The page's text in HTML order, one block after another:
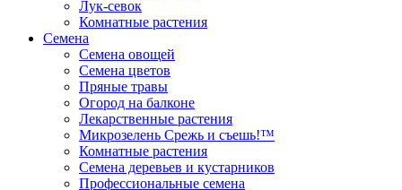
Лук-севок
Комнатные растения
Семена
Семена овощей
Семена цветов
Пряные травы
Огород на балконе
Лекарственные растения
Микрозелень Срежь и съешь!™
Комнатные растения
Семена деревьев и кустарников
Профессиональные семена